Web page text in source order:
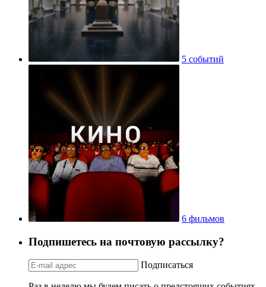
5 событий
6 фильмов
Подпишетесь на почтовую рассылку?
Подписаться